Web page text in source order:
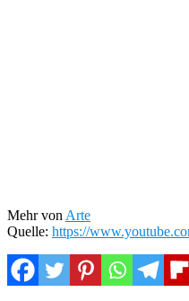
Mehr von Arte
Quelle: https://